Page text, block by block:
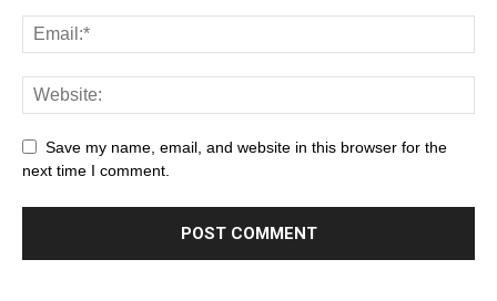
Save my name, email, and website in this browser for the
next time I comment.